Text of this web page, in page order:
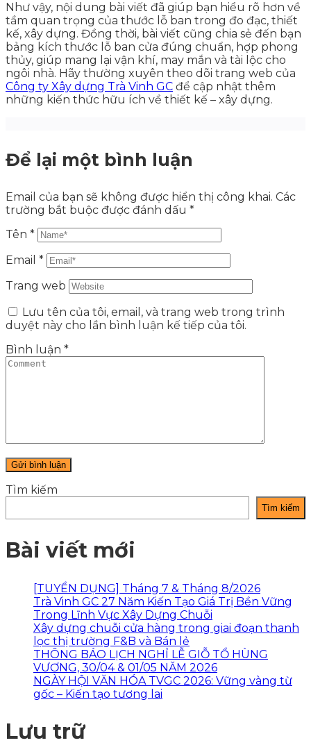
Như vậy, nội dung bài viết đã giúp bạn hiểu rõ hơn về
tầm quan trọng của thước lỗ ban trong đo đạc, thiết
kế, xây dựng. Đồng thời, bài viết cũng chia sẻ đến bạn
bảng kích thước lỗ ban cửa đúng chuẩn, hợp phong
thủy, giúp mang lại vận khí, may mắn và tài lộc cho
ngôi nhà. Hãy thường xuyên theo dõi trang web của
Công ty Xây dựng Trà Vinh GC để cập nhật thêm
những kiến thức hữu ích về thiết kế – xây dựng.
Để lại một bình luận
Email của bạn sẽ không được hiển thị công khai. Các
trường bắt buộc được đánh dấu *
Tên *
Email *
Trang web
Lưu tên của tôi, email, và trang web trong trình
duyệt này cho lần bình luận kế tiếp của tôi.
Bình luận *
Tìm kiếm
Tìm kiếm
Bài viết mới
[TUYỂN DỤNG] Tháng 7 & Tháng 8/2026
Trà Vinh GC 27 Năm Kiến Tạo Giá Trị Bền Vững
Trong Lĩnh Vực Xây Dựng Chuỗi
Xây dựng chuỗi cửa hàng trong giai đoạn thanh
lọc thị trường F&B và Bán lẻ
THÔNG BÁO LỊCH NGHỈ LỄ GIỖ TỔ HÙNG
VƯƠNG, 30/04 & 01/05 NĂM 2026
NGÀY HỘI VĂN HÓA TVGC 2026: Vững vàng từ
gốc – Kiến tạo tương lai
Lưu trữ